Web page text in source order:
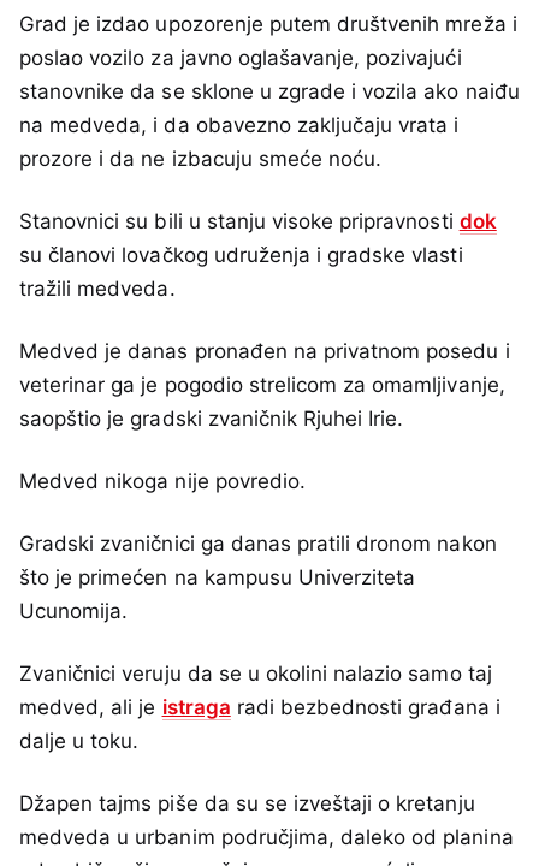
Grad je izdao upozorenje putem društvenih mreža i
poslao vozilo za javno oglašavanje, pozivajući
stanovnike da se sklone u zgrade i vozila ako naiđu
na medveda, i da obavezno zaključaju vrata i
prozore i da ne izbacuju smeće noću.
Stanovnici su bili u stanju visoke pripravnosti dok
su članovi lovačkog udruženja i gradske vlasti
tražili medveda.
Medved je danas pronađen na privatnom posedu i
veterinar ga je pogodio strelicom za omamljivanje,
saopštio je gradski zvaničnik Rjuhei Irie.
Medved nikoga nije povredio.
Gradski zvaničnici ga danas pratili dronom nakon
što je primećen na kampusu Univerziteta
Ucunomija.
Zvaničnici veruju da se u okolini nalazio samo taj
medved, ali je istraga radi bezbednosti građana i
dalje u toku.
Džapen tajms piše da su se izveštaji o kretanju
medveda u urbanim područjima, daleko od planina